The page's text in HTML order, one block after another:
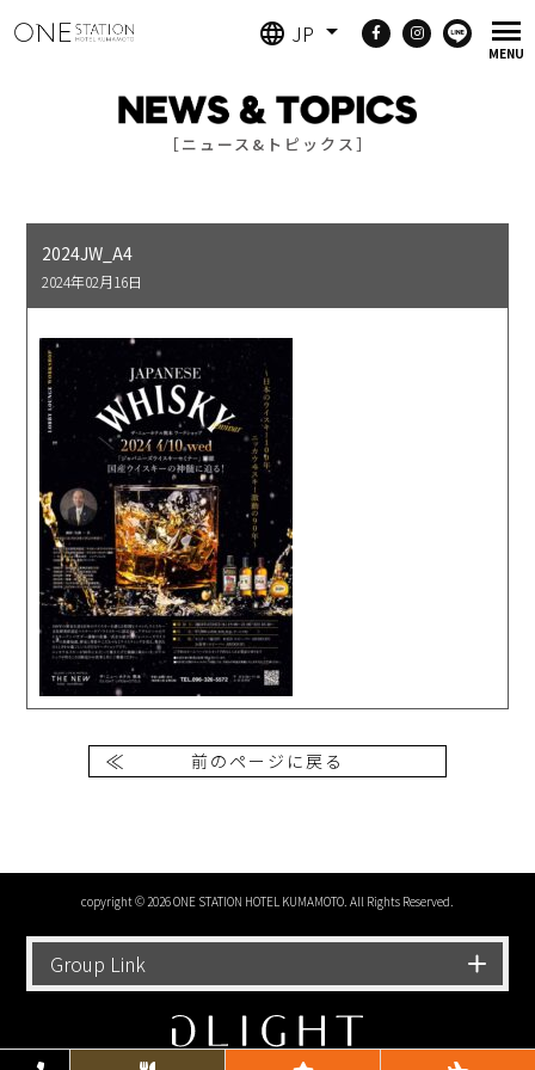
JP
［ニュース&トピックス］
2024JW_A4
2024年02月16日
前のページに戻る
copyright © 2026 ONE STATION HOTEL KUMAMOTO. All Rights Reserved.
Group Link